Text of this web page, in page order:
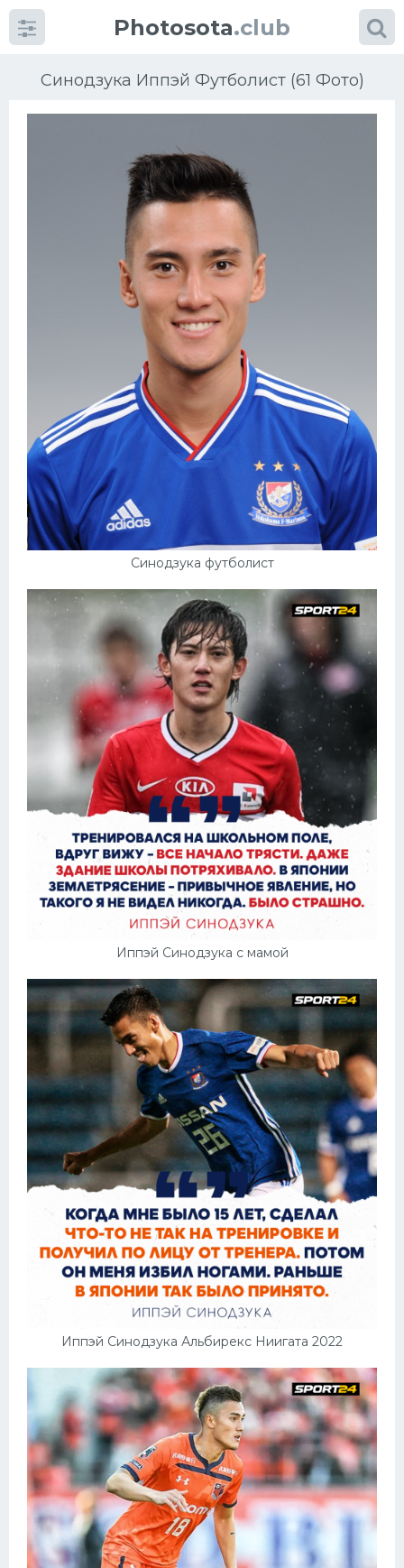
Photosota.club
Синодзука Иппэй Футболист (61 Фото)
Синодзука футболист
Иппэй Синодзука с мамой
Иппэй Синодзука Альбирекс Ниигата 2022
КатегорииФото
Еще картинки...
Велогонки
Конькобежный спорт
Тренажеры
Интерьер квартиры